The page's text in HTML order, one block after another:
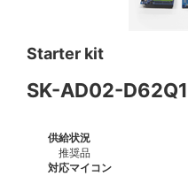
Starter kit
SK-AD02-
供給状況
推奨品
対応マイコン